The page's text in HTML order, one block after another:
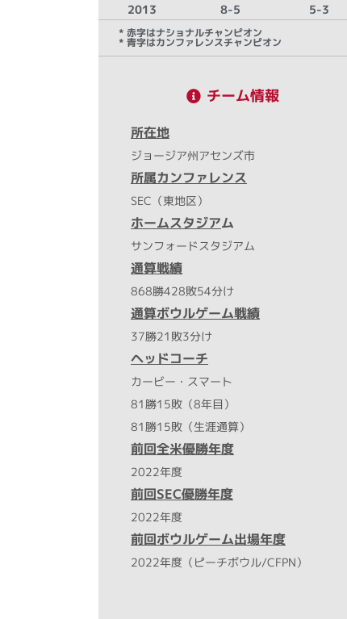
2013
8-5 5-3
* 赤字はナショナルチャンピオン
* 青字はカンファレンスチャンピオン
チーム情報
所在地
ジョージア州アセンズ市
所属カンファレンス
SEC（東地区）
ホームスタジアム
サンフォードスタジアム
通算戦績
868勝428敗54分け
通算ボウルゲーム戦績
37勝21敗3分け
ヘッドコーチ
カービー・スマート
81勝15敗（8年目）
81勝15敗（生涯通算）
前回全米優勝年度
2022年度
前回SEC優勝年度
2022年度
前回ボウルゲーム出場年度
2022年度（ピーチボウル/CFPN）